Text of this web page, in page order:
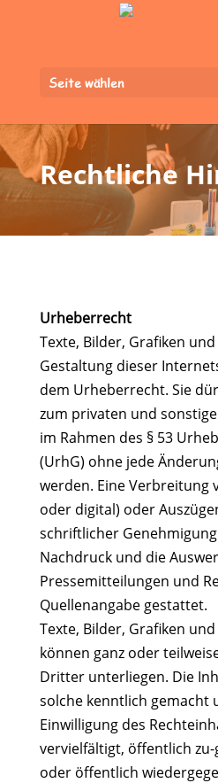
Seite wählen
Rechtliche
Urheberrecht
Texte, Bilder, Grafiken
Gestaltung dieser
dem Urheberrecht. Sie
zum privaten und
im Rahmen des § 53
(UrhG) ohne jede
werden. Eine Verbreitung
oder digital) oder
schriftlicher
Nachdruck und die
Pressemitteilungen und
Quellenangabe gestattet.
Texte, Bilder, Grafiken
können ganz oder
Dritter unterliegen. Die
solche kenntlich gemacht
Einwilligung des
vervielfältigt, öffentlich
oder öffentlich